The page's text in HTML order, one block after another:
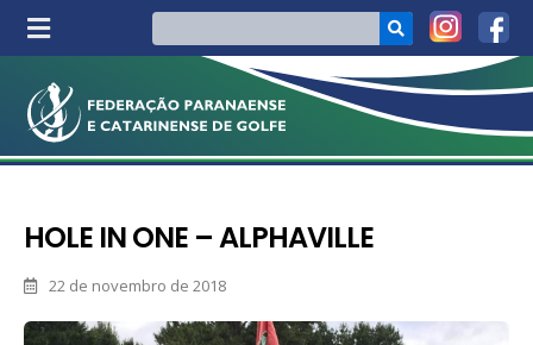
HOLE IN ONE – ALPHAVILLE
22 de novembro de 2018